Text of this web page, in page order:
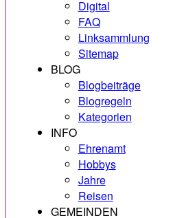
Digital
FAQ
Linksammlung
Sitemap
BLOG
Blogbeiträge
Blogregeln
Kategorien
INFO
Ehrenamt
Hobbys
Jahre
Reisen
GEMEINDEN